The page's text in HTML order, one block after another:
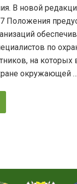
В новой
Положения
по
на
окружающей …